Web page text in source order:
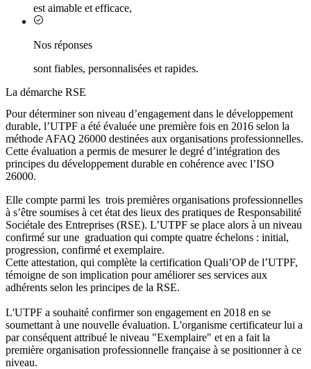
est aimable et efficace,
Nos réponses
sont fiables, personnalisées et rapides.
La démarche RSE
Pour déterminer son niveau d’engagement dans le développement
durable, l’UTPF a été évaluée une première fois en 2016 selon la
méthode AFAQ 26000 destinées aux organisations professionnelles.
Cette évaluation a permis de mesurer le degré d’intégration des
principes du développement durable en cohérence avec l’ISO
26000.
Elle compte parmi les trois premières organisations professionnelles
à s’être soumises à cet état des lieux des pratiques de Responsabilité
Sociétale des Entreprises (RSE). L’UTPF se place alors à un niveau
confirmé sur une graduation qui compte quatre échelons : initial,
progression, confirmé et exemplaire.
Cette attestation, qui complète la certification Quali’OP de l’UTPF,
témoigne de son implication pour améliorer ses services aux
adhérents selon les principes de la RSE.
L'UTPF a souhaité confirmer son engagement en 2018 en se
soumettant à une nouvelle évaluation. L'organisme certificateur lui a
par conséquent attribué le niveau "Exemplaire" et en a fait la
première organisation professionnelle française à se positionner à ce
niveau.